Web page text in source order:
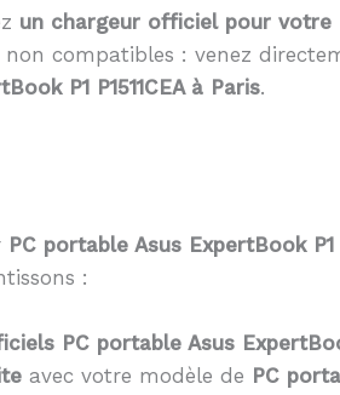
un chargeur officiel pour votre
compatibles : venez
P1 P1511CEA à Paris.
PC portable Asus ExpertBook P1
:
PC portable Asus
avec votre modèle de PC